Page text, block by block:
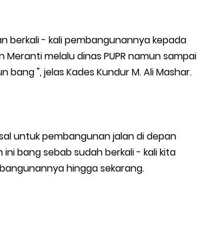
berkali - kali pembangunannya kepada
melalu dinas PUPR namun sampai
", jelas Kades Kundur M. Ali Mashar.
untuk pembangunan jalan di depan
bang sebab sudah berkali - kali kita
hingga sekarang.